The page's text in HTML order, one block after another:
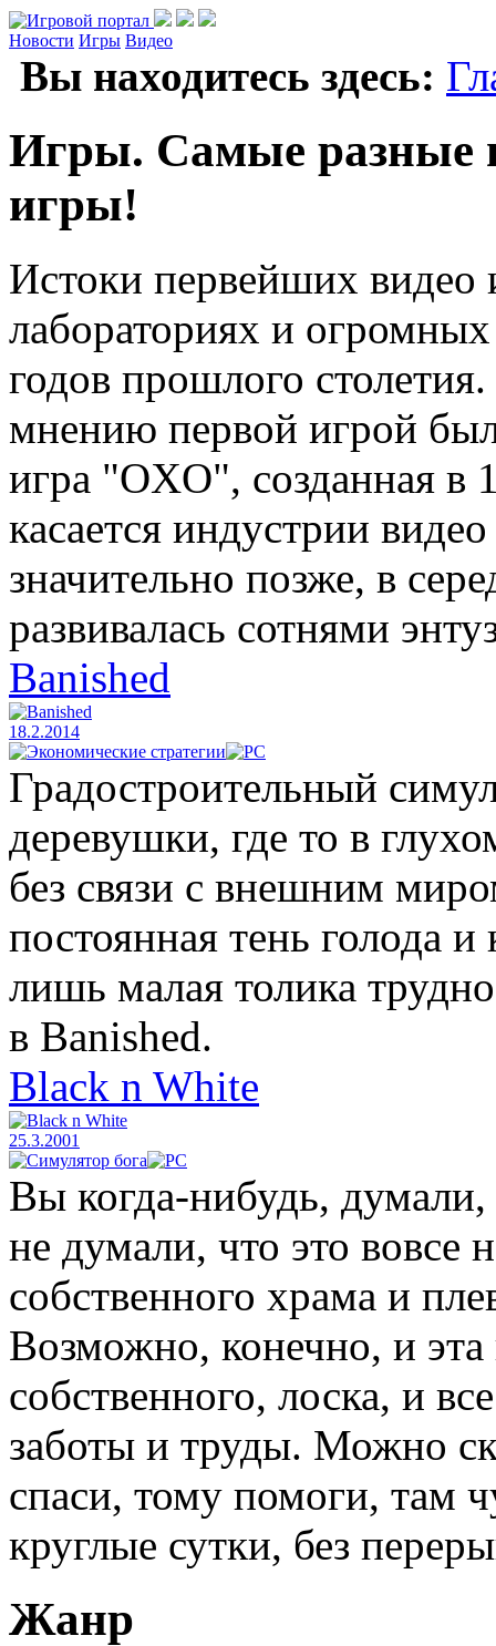
Новости Игры Видео
Вы находитесь здесь:
Игры. Самые разные
игры!
Истоки первейших видео
лабораториях и
годов прошлого
мнению первой игрой
игра "OXO", созданная в
касается индустрии
значительно позже, в
развивалась сотнями
Banished
18.2.2014
Градостроительный
деревушки, где то в
без связи с внешним
постоянная тень голода и
лишь малая толика
в Banished.
Black n White
25.3.2001
Вы когда-нибудь,
не думали, что это вовсе
собственного храма и
Возможно, конечно, и эта
собственного, лоска, и
заботы и труды. Можно
спаси, тому помоги, там
круглые сутки, без
Жанр